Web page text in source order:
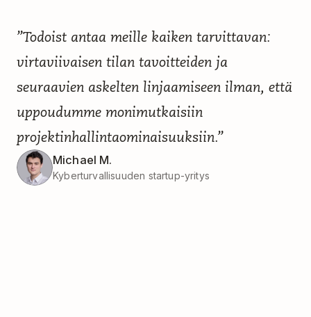
”Todoist antaa meille kaiken tarvittavan:
virtaviivaisen tilan tavoitteiden ja
seuraavien askelten linjaamiseen ilman, että
uppoudumme monimutkaisiin
projektinhallintaominaisuuksiin.”
Michael M.
Kyberturvallisuuden startup-yritys